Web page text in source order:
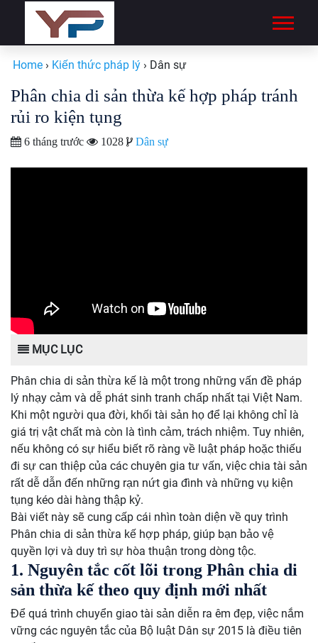
Home › Kiến thức pháp lý › Dân sự
Phân chia di sản thừa kế hợp pháp tránh
rủi ro kiện tụng
6 tháng trước 1028 Dân sự
MỤC LỤC
Phân chia di sản thừa kế là một trong những vấn đề pháp
lý nhạy cảm và dễ phát sinh tranh chấp nhất tại Việt Nam.
Khi một người qua đời, khối tài sản họ để lại không chỉ là
giá trị vật chất mà còn là tình cảm, trách nhiệm. Tuy nhiên,
nếu không có sự hiểu biết rõ ràng về luật pháp hoặc thiếu
đi sự can thiệp của các chuyên gia tư vấn, việc chia tài sản
rất dễ dẫn đến những rạn nứt gia đình và những vụ kiện
tụng kéo dài hàng thập kỷ.
Bài viết này sẽ cung cấp cái nhìn toàn diện về quy trình
Phân chia di sản thừa kế hợp pháp, giúp bạn bảo vệ
quyền lợi và duy trì sự hòa thuận trong dòng tộc.
1. Nguyên tắc cốt lõi trong Phân chia di
sản thừa kế theo quy định mới nhất
Để quá trình chuyển giao tài sản diễn ra êm đẹp, việc nắm
vững các nguyên tắc của Bộ luật Dân sự 2015 là điều tiên